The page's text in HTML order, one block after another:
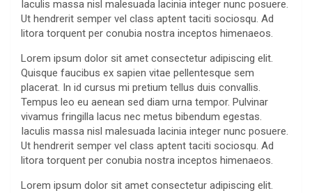
Iaculis massa nisl malesuada lacinia integer nunc posuere.
Ut hendrerit semper vel class aptent taciti sociosqu. Ad
litora torquent per conubia nostra inceptos himenaeos.
Lorem ipsum dolor sit amet consectetur adipiscing elit.
Quisque faucibus ex sapien vitae pellentesque sem
placerat. In id cursus mi pretium tellus duis convallis.
Tempus leo eu aenean sed diam urna tempor. Pulvinar
vivamus fringilla lacus nec metus bibendum egestas.
Iaculis massa nisl malesuada lacinia integer nunc posuere.
Ut hendrerit semper vel class aptent taciti sociosqu. Ad
litora torquent per conubia nostra inceptos himenaeos.
Lorem ipsum dolor sit amet consectetur adipiscing elit.